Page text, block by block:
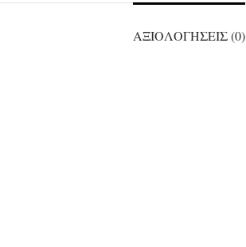
ΑΞΙΟΛΟΓΉΣΕΙΣ (0)